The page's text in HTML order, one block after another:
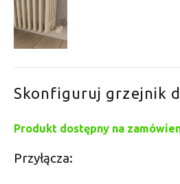
Skonfiguruj grzejnik
Produkt dostępny na
Przyłącza: